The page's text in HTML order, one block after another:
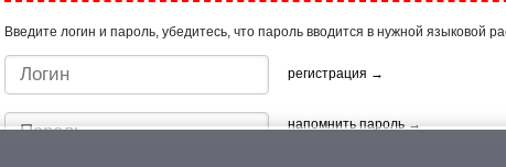
Введите логин и пароль, убедитесь, что пароль вводится в нужной языковой
регистрация →
напомнить пароль →